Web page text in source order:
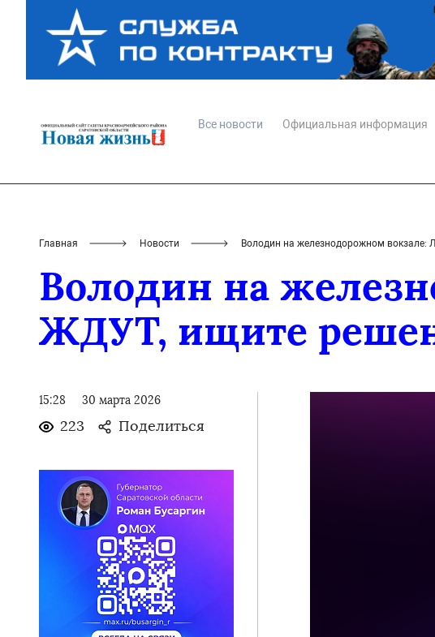
Все новости Официальная информация
Главная Новости Володин на железнодорожном
Володин на
ЖДУТ, ищите
15:28 30 марта 2026
223 Поделиться